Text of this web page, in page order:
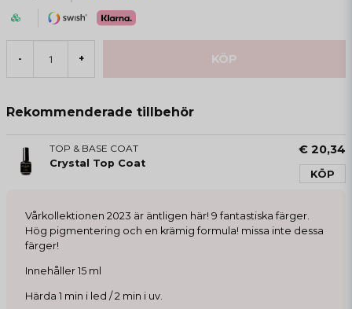
- + KÖP
Rekommenderade tillbehör
TOP & BASE COAT
Crystal Top Coat
€ 20,34
KÖP
Vårkollektionen 2023 är äntligen här! 9 fantastiska färger.
Hög pigmentering och en krämig formula! missa inte dessa
färger!
Innehåller 15 ml
Härda 1 min i led / 2 min i uv.